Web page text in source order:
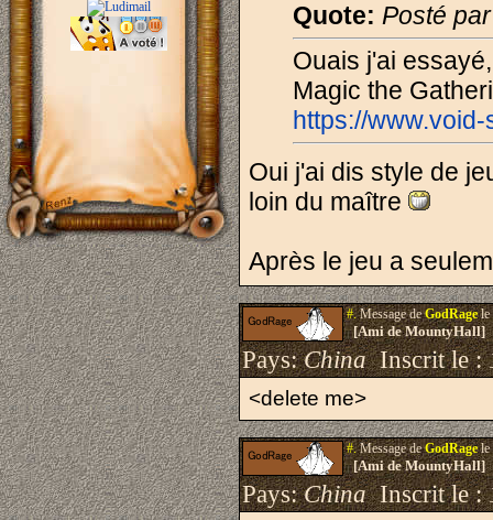
Quote: Posté
Ouais j'ai
Magic the
https://
Oui j'ai dis style de
loin du maître
Après le jeu a
#.Message deGodRagele
[Ami de MountyHall]
Pays:ChinaInscrit le :
<delete me>
#.Message deGodRagele
[Ami de MountyHall]
Pays:ChinaInscrit le :